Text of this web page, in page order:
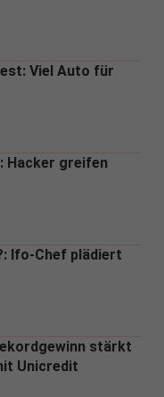
Viel Auto für
Hacker greifen
Ifo-Chef plädiert
stärkt
Unicredit